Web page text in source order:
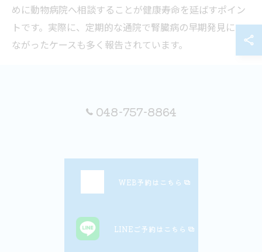
めに動物病院へ相談することが健康寿命を延ばすポイン
トです。実際に、定期的な通院で腎臓病の早期発見につ
ながったケースも多く報告されています。
ることがあります。動物病院のスタッフは、こうした変
ふらつきなど、飼い主が気付きにくい初期症状も診察時
にしっかり確認されます。
的な疾患の兆候を見抜くことが可能です。岩槻区や大宮
048-757-8864
WEB予約はこちら
LINEご予約はこちら